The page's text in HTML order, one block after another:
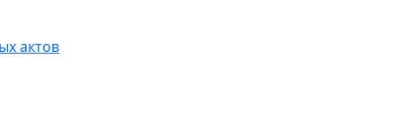
актов